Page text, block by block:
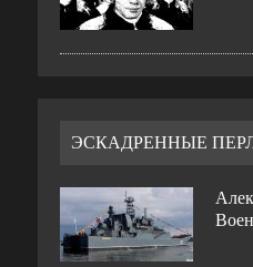
ЭСКАДРЕННЫЕ